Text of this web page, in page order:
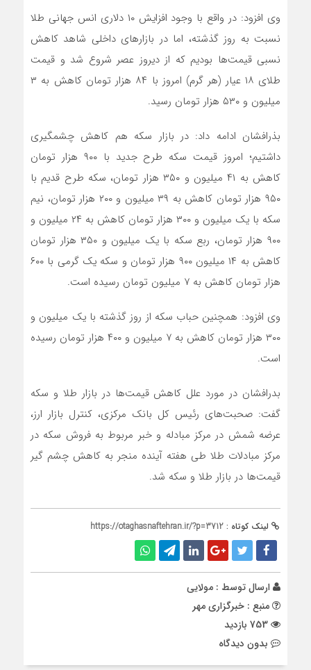
وی افزود: در واقع با وجود افزایش ۱۰ دلاری انس جهانی طلا
نسبت به روز گذشته، اما در بازارهای داخلی شاهد کاهش
نسبی قیمت‌ها بودیم که از دیروز عصر شروع شد و قیمت
طلای ۱۸ عیار (هر گرم) امروز با ۸۴ هزار تومان کاهش به ۳
میلیون و ۵۳۰ هزار تومان رسید.
بذرافشان ادامه داد: در بازار سکه هم کاهش چشمگیری
داشتیم؛ امروز قیمت سکه طرح جدید با ۹۰۰ هزار تومان
کاهش به ۴۱ میلیون و ۳۵۰ هزار تومان، سکه طرح قدیم با
۹۵۰ هزار تومان کاهش به ۳۹ میلیون و ۲۰۰ هزار تومان، نیم
سکه با یک میلیون و ۳۰۰ هزار تومان کاهش به ۲۴ میلیون و
۹۰۰ هزار تومان، ربع سکه با یک میلیون و ۳۵۰ هزار تومان
کاهش به ۱۴ میلیون ۹۰۰ هزار تومان و سکه یک گرمی با ۶۰۰
هزار تومان کاهش به ۷ میلیون تومان رسیده است.
وی افزود: همچنین حباب سکه از روز گذشته با یک میلیون و
۳۰۰ هزار تومان کاهش به ۷ میلیون و ۴۰۰ هزار تومان رسیده
است.
بدرافشان در مورد علل کاهش قیمت‌ها در بازار طلا و سکه
گفت: صحبت‌های رئیس کل بانک مرکزی، کنترل بازار ارز،
عرضه شمش در مرکز مبادله و خبر مربوط به فروش سکه در
مرکز مبادلات طلا طی هفته آینده منجر به کاهش چشم گیر
قیمت‌ها در بازار طلا و سکه شد.
لینک کوتاه : https://otaghasnaftehran.ir/?p=3712
ارسال توسط : مولایی
منبع : خبرگزاری مهر
بدون دیدگاه